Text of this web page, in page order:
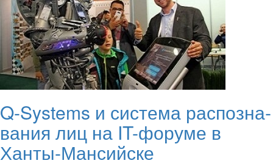
Q-​Systems и си­сте­ма рас­по­зна­
ва­ния лиц на IT-​форуме в
Ханты-​Мансийске